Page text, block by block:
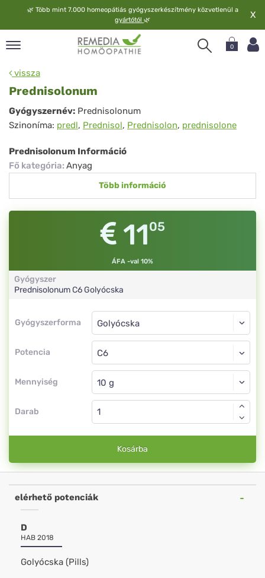
🌿 Több mint 7.000 homeopátiás gyógyszerkészítmény közvetlenül a
gyártótól 🌿 X
0
vissza
Prednisolonum
Prednisolonum
Gyógyszernév: Prednisolonum
Szinoníma: predl, Prednisol, Prednisolon, prednisolone
Prednisolonum Információ
Fő kategória: Anyag
Több információ
1105
ÁFA -val 10%
Gyógyszer
PrednisolonumC6Golyócska
Gyógyszerforma
Gyógyszerforma
Potencia
Golyócska
C6
Mennyiség
Golyócska
Darab
Kosárba
elérhető potenciák
D
HAB 2018
Golyócska (Pills)